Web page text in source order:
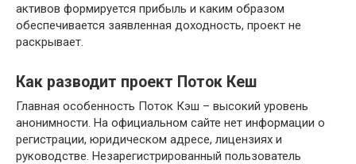
активов формируется прибыль и каким образом
обеспечивается заявленная доходность, проект не
раскрывает.
Как разводит проект Поток Кеш
Главная особенность Поток Кэш – высокий уровень
анонимности. На официальном сайте нет информации о
регистрации, юридическом адресе, лицензиях и
руководстве. Незарегистрированный пользователь